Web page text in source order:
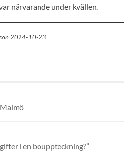
närvarande under kvällen.
2024-10-23
i en bouppteckning?”